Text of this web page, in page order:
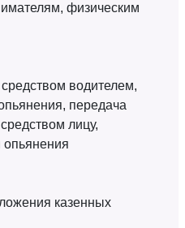
физическим
водителем,
передача
лицу,
опьянения
казенных